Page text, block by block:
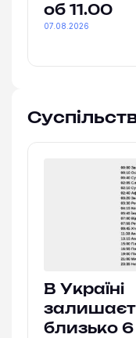
об 11.00
07.08.2026
В Україні
близько 6